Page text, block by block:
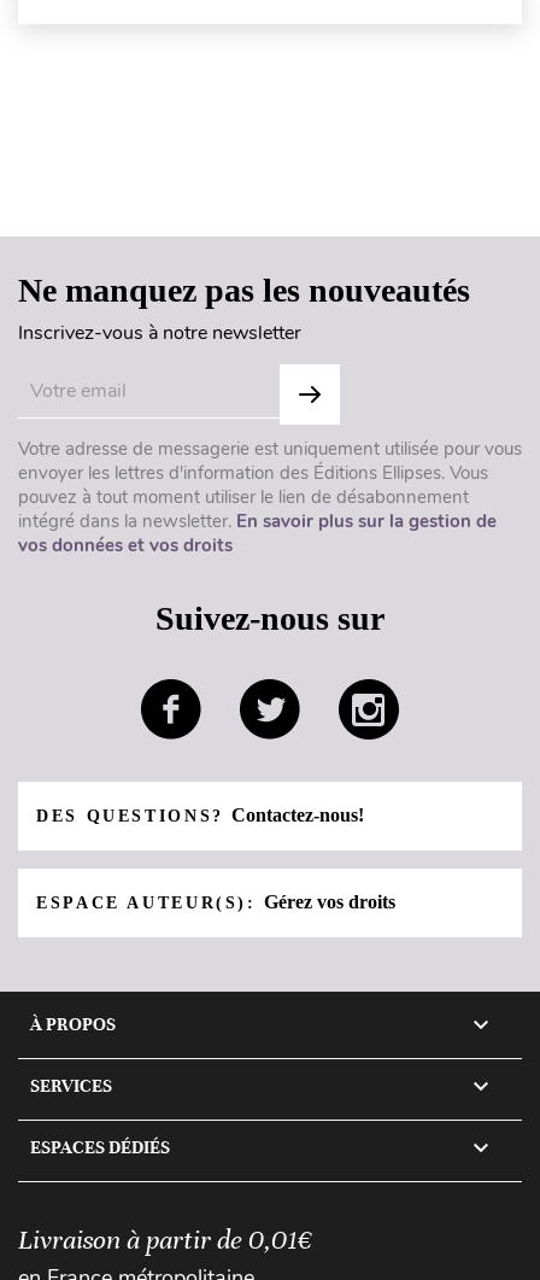
Ne manquez pas les nouveautés
Inscrivez-vous à notre newsletter
Votre adresse de messagerie est uniquement utilisée pour vous
envoyer les lettres d'information des Éditions Ellipses. Vous
pouvez à tout moment utiliser le lien de désabonnement
intégré dans la newsletter. En savoir plus sur la gestion de
vos données et vos droits
Suivez-nous sur
DES QUESTIONS?Contactez-nous!
ESPACE AUTEUR(S):Gérez vos droits
À PROPOS 
SERVICES 
ESPACES DÉDIÉS 
Livraison à partir de 0,01€